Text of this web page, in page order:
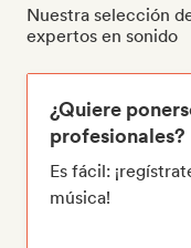
Nuestra selección
expertos en sonido
¿Quiere
profesionales?
Es fácil:
música!